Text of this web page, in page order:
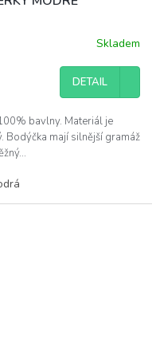
Skladem
DETAIL
bavlny. Materiál je
Bodýčka mají silnější gramáž